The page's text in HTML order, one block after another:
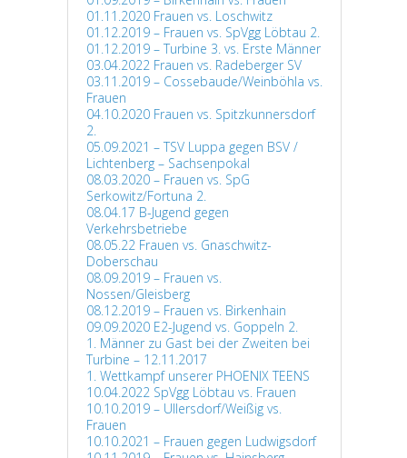
01.11.2020 Frauen vs. Loschwitz
01.12.2019 – Frauen vs. SpVgg Löbtau 2.
01.12.2019 – Turbine 3. vs. Erste Männer
03.04.2022 Frauen vs. Radeberger SV
03.11.2019 – Cossebaude/Weinböhla vs.
Frauen
04.10.2020 Frauen vs. Spitzkunnersdorf
2.
05.09.2021 – TSV Luppa gegen BSV /
Lichtenberg – Sachsenpokal
08.03.2020 – Frauen vs. SpG
Serkowitz/Fortuna 2.
08.04.17 B-Jugend gegen
Verkehrsbetriebe
08.05.22 Frauen vs. Gnaschwitz-
Doberschau
08.09.2019 – Frauen vs.
Nossen/Gleisberg
08.12.2019 – Frauen vs. Birkenhain
09.09.2020 E2-Jugend vs. Goppeln 2.
1. Männer zu Gast bei der Zweiten bei
Turbine – 12.11.2017
1. Wettkampf unserer PHOENIX TEENS
10.04.2022 SpVgg Löbtau vs. Frauen
10.10.2019 – Ullersdorf/Weißig vs.
Frauen
10.10.2021 – Frauen gegen Ludwigsdorf